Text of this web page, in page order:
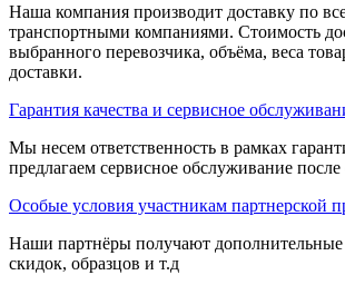
Наша компания производит доставку по
транспортными компаниями. Стоимость
выбранного перевозчика, объёма, веса
доставки.
Гарантия качества и сервисное
Мы несем ответственность в рамках
предлагаем сервисное обслуживание после
Особые условия участникам партнерской
Наши партнёры получают
скидок, образцов и т.д